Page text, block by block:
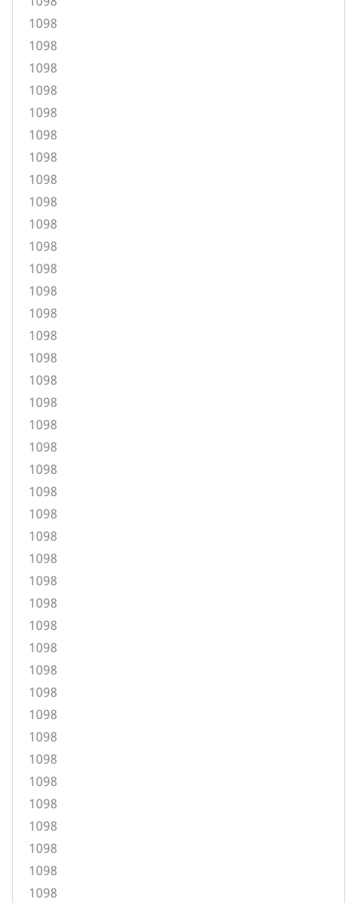
1098
1098
1098
1098
1098
1098
1098
1098
1098
1098
1098
1098
1098
1098
1098
1098
1098
1098
1098
1098
1098
1098
1098
1098
1098
1098
1098
1098
1098
1098
1098
1098
1098
1098
1098
1098
1098
1098
1098
1098